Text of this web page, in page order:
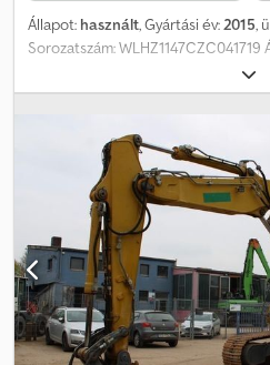
Állapot: használt, Gyártási év:2015,
Sorozatszám:
400 kg Gyártási év: 2015 – Üzemóra:
klímaberendezés Tolatókamera
Ülésfűtés GPS előkészítés
széles Gép szélessége: kb. 2 980
SW-adapterhez/-forgókanálhoz/-
csműködtetéshez Állítható gém 4
Kanálszár 3 100 mm Központi
Gyorscsatlakozó SWA 48 Likufix A
értékesítés és a tévedések jogát
jármű általános azonosítására
garanciának. A szerződésben
Ajánlatunk általában nem tartalmaz
esetén szívesen adunk ajánlatot